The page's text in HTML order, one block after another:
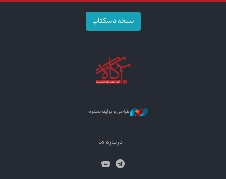
نسخه دسکتاپ
طراحی و تولید: نستوه
درباره ما